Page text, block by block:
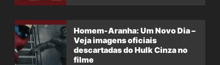
Homem-Aranha: Um Novo Dia –
Veja imagens oficiais
descartadas do Hulk Cinza no
filme